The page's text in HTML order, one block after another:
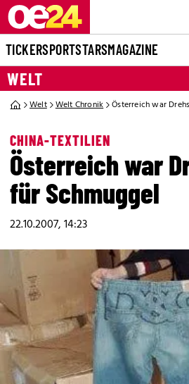
TICKERSPORTSTARSMAGAZINE
WELT
Welt Welt Chronik Österreich war
CHINA-TEXTILIEN
Österreich war
für Schmuggel
22.10.2007, 14:23